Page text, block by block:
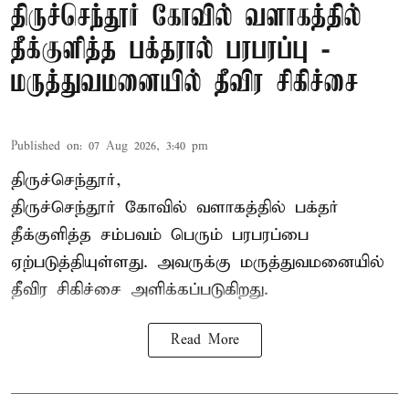
திருச்செந்தூர் கோவில் வளாகத்தில்
தீக்குளித்த பக்தரால் பரபரப்பு -
மருத்துவமனையில் தீவிர சிகிச்சை
Published on: 07 Aug 2026, 3:40 pm
திருச்செந்தூர்,
திருச்செந்தூர் கோவில் வளாகத்தில் பக்தர்
தீக்குளித்த சம்பவம் பெரும் பரபரப்பை
ஏற்படுத்தியுள்ளது. அவருக்கு மருத்துவமனையில்
தீவிர சிகிச்சை அளிக்கப்படுகிறது.
Read More